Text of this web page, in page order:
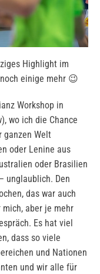
Highlight im
einige mehr 😉
Workshop in
wo ich die Chance
ganzen Welt
oder Lenine aus
oder Brasilien
unglaublich. Den
das war auch
aber je mehr
Es hat viel
dass so viele
und Nationen
und wir alle für